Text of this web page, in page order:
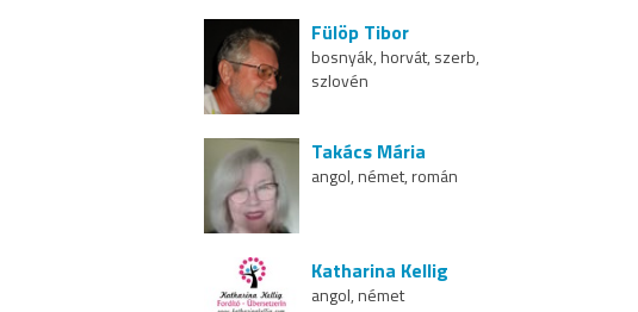
Fülöp Tibor
bosnyák, horvát, szerb,
szlovén
Takács Mária
angol, német, román
Katharina Kellig
angol, német